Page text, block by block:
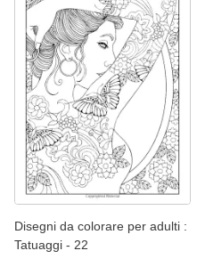
Disegni da colorare per adulti :
Tatuaggi - 22